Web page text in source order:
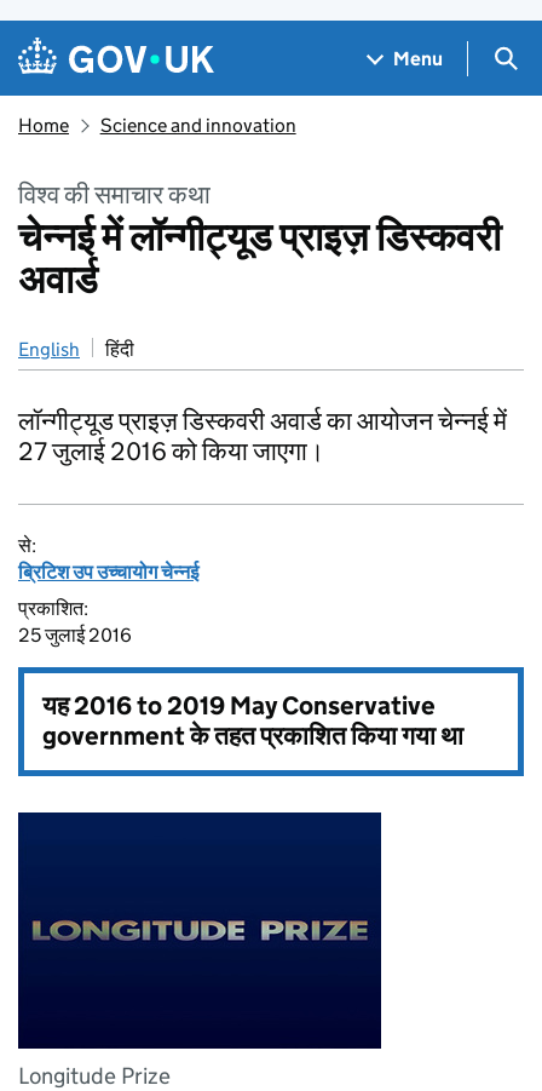
Skip to main content
Navigation menu
Menu
Home Science and innovation
विश्व की समाचार कथा
चेन्नई में लॉन्गीट्यूड प्राइज़ डिस्कवरी
अवार्ड
English हिंदी
लॉन्गीट्यूड प्राइज़ डिस्कवरी अवार्ड का आयोजन चेन्नई में
27 जुलाई 2016 को किया जाएगा।
से:
ब्रिटिश उप उच्चायोग चेन्नई
प्रकाशित:
25 जुलाई 2016
यह2016 to 2019 May Conservative
governmentके तहत प्रकाशित किया गया था
Longitude Prize